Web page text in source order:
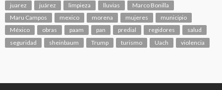
juarez
juárez limpieza lluvias
Marco Bonilla
Maru Campos
mexico morena mujeres
municipio
México
obras paam pan predial regidores
salud
seguridad
sheinbaum Trump turismo Uach violencia